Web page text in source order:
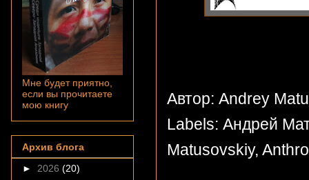
Автор: Andrey
Labels: Андрей
Matusovskiy,
Мне будет приятно,
если вы прочитаете
мою книгу
Архив блога
► 2026 (20)